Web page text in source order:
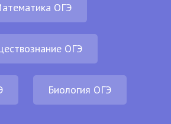
ОГЭ
ОГЭ
Биология ОГЭ